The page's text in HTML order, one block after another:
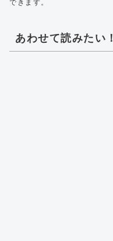
できます。
あわせて読みたい！